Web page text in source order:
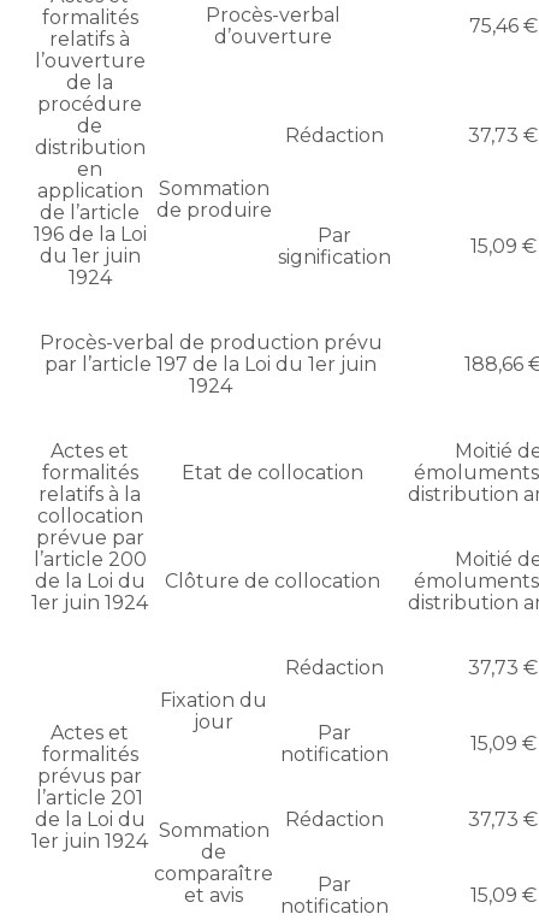
formalités
relatifs à
l’ouverture
de la
procédure
de
distribution
en
application
de l’article
196 de la Loi
du 1er juin
1924
Procès-verbal
d’ouverture
75,46 €
Sommation
de produire
Rédaction 37,73 €
Par
signification
15,09 €
Procès-verbal de production prévu
par l’article 197 de la Loi du 1er juin
1924
188,66
Actes et
formalités
relatifs à la
collocation
prévue par
l’article 200
de la Loi du
1er juin 1924
Etat de collocation
Moitié
distribution
Clôture de collocation
Moitié
distribution
Actes et
formalités
prévus par
l’article 201
de la Loi du
1er juin 1924
Fixation du
jour
Rédaction 37,73 €
Par
notification
15,09 €
Sommation
de
comparaître
et avis
Rédaction 37,73 €
Par
notification
15,09 €